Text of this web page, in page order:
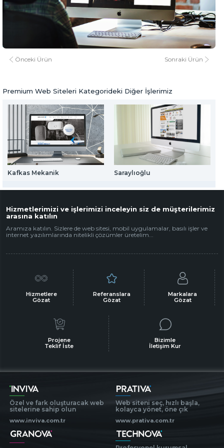
Web Mail Arayüzü
için Tıklayınız
Esentepe
www.esentepe.k12.tr
www.esentepe.k12.tr Premium Web Siteleri
Önceki Ürün Sonraki Ürün
Premium Web Siteleri Kategorideki Diğer İşlerimiz
Kafkas Mekanik Saraylıoğlu
Hizmetlerimizi ve işlerimizi inceleyin siz de müşterilerimiz
arasına katılın
Aramıza katılın. Sizlere de web sitesi, mobil uygulamalar, basılı işler ve
internet yazılımlarında nitelikli çözümler üretelim...
Hizmetlere
Gözat
Referanslara
Gözat
Markalara
Gözat
Projene
Teklif İste
Bizimle
İletişim Kur
Özel ve fark oluşturacak web
sitelerine sahip olun
www.inviva.com.tr
Web siteni seç, hızlı başla,
kolayca yönet, öne çık
www.prativa.com.tr